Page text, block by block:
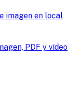
imagen en local
PDF y vídeo